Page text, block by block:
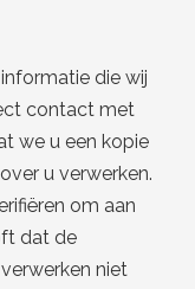
die wij
contact met
we u een kopie
u verwerken.
om aan
dat de
niet